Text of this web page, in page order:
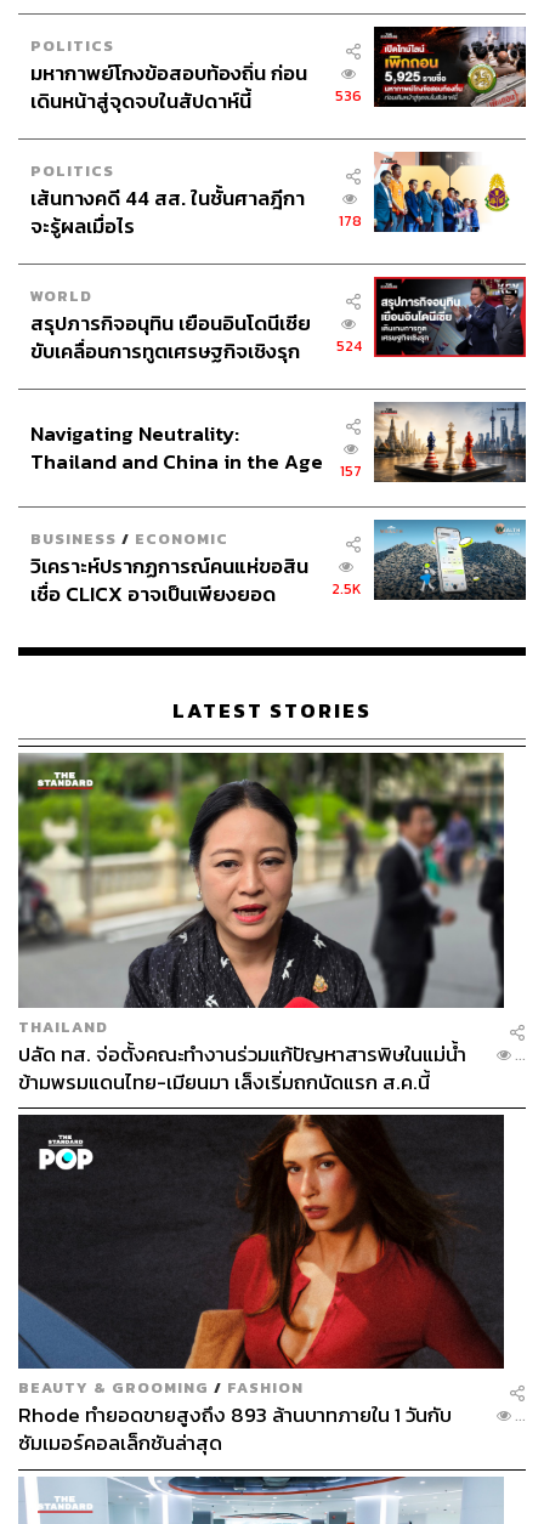
POLITICS
มหากาพย์โกงข้อสอบท้องถิ่น ก่อน
เดินหน้าสู่จุดจบในสัปดาห์นี้
536
POLITICS
เส้นทางคดี 44 สส. ในชั้นศาลฎีกา
จะรู้ผลเมื่อไร
178
WORLD
สรุปภารกิจอนุทิน เยือนอินโดนีเซีย
ขับเคลื่อนการทูตเศรษฐกิจเชิงรุก
524
Navigating Neutrality:
Thailand and China in the Age
157
BUSINESS / ECONOMIC
วิเคราะห์ปรากฏการณ์คนแห่ขอสิน
เชื่อ CLICX อาจเป็นเพียงยอด
เรือนไทยที่ถูกซุกไว้
2.5K
LATEST STORIES
THAILAND
ปลัด ทส. จ่อตั้งคณะทำงานร่วมแก้ปัญหาสารพิษในแม่น้ำ
ข้ามพรมแดนไทย-เมียนมา เล็งเริ่มถกนัดแรก ส.ค.นี้
...
BEAUTY & GROOMING / FASHION
Rhode ทำยอดขายสูงถึง 893 ล้านบาทภายใน 1 วันกับ
ซัมเมอร์คอลเล็กชันล่าสุด
...